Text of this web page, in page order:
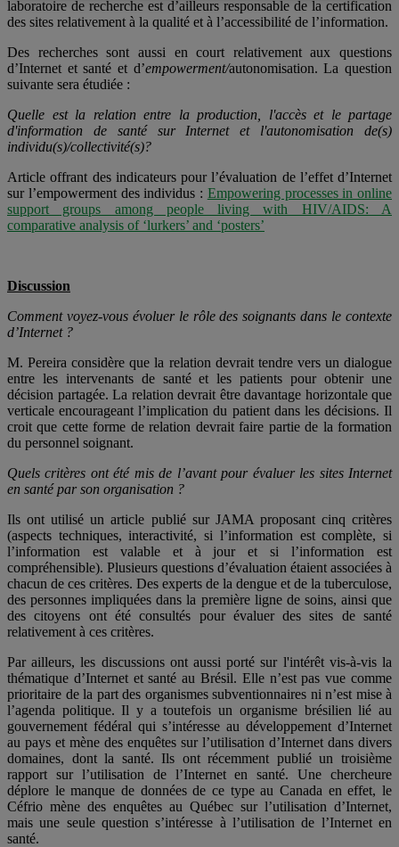
laboratoire de recherche est d’ailleurs responsable de la certification
des sites relativement à la qualité et à l’accessibilité de l’information.
Des recherches sont aussi en court relativement aux questions
d’Internet et santé et d’empowerment/autonomisation. La question
suivante sera étudiée :
Quelle est la relation entre la production, l'accès et le partage
d'information de santé sur Internet et l'autonomisation de(s)
individu(s)/collectivité(s)?
Article offrant des indicateurs pour l’évaluation de l’effet d’Internet
sur l’empowerment des individus : Empowering processes in online
support groups among people living with HIV/AIDS: A
comparative analysis of ‘lurkers’ and ‘posters’
Discussion
Comment voyez-vous évoluer le rôle des soignants dans le contexte
d’Internet ?
M. Pereira considère que la relation devrait tendre vers un dialogue
entre les intervenants de santé et les patients pour obtenir une
décision partagée. La relation devrait être davantage horizontale que
verticale encourageant l’implication du patient dans les décisions. Il
croit que cette forme de relation devrait faire partie de la formation
du personnel soignant.
Quels critères ont été mis de l’avant pour évaluer les sites Internet
en santé par son organisation ?
Ils ont utilisé un article publié sur JAMA proposant cinq critères
(aspects techniques, interactivité, si l’information est complète, si
l’information est valable et à jour et si l’information est
compréhensible). Plusieurs questions d’évaluation étaient associées à
chacun de ces critères. Des experts de la dengue et de la tuberculose,
des personnes impliquées dans la première ligne de soins, ainsi que
des citoyens ont été consultés pour évaluer des sites de santé
relativement à ces critères.
Par ailleurs, les discussions ont aussi porté sur l'intérêt vis-à-vis la
thématique d’Internet et santé au Brésil. Elle n’est pas vue comme
prioritaire de la part des organismes subventionnaires ni n’est mise à
l’agenda politique. Il y a toutefois un organisme brésilien lié au
gouvernement fédéral qui s’intéresse au développement d’Internet
au pays et mène des enquêtes sur l’utilisation d’Internet dans divers
domaines, dont la santé. Ils ont récemment publié un troisième
rapport sur l’utilisation de l’Internet en santé. Une chercheure
déplore le manque de données de ce type au Canada en effet, le
Céfrio mène des enquêtes au Québec sur l’utilisation d’Internet,
mais une seule question s’intéresse à l’utilisation de l’Internet en
santé.